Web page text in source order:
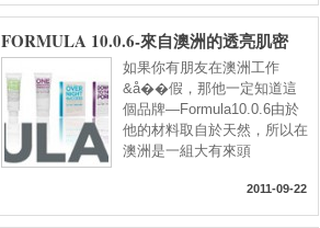
FORMULA 10.0.6-來自澳洲的透亮肌密
如果你有朋友在澳洲工作
&å��假，那他一定知道這
個品牌—Formula10.0.6由於
他的材料取自於天然，所以在
澳洲是一組大有來頭
2011-09-22